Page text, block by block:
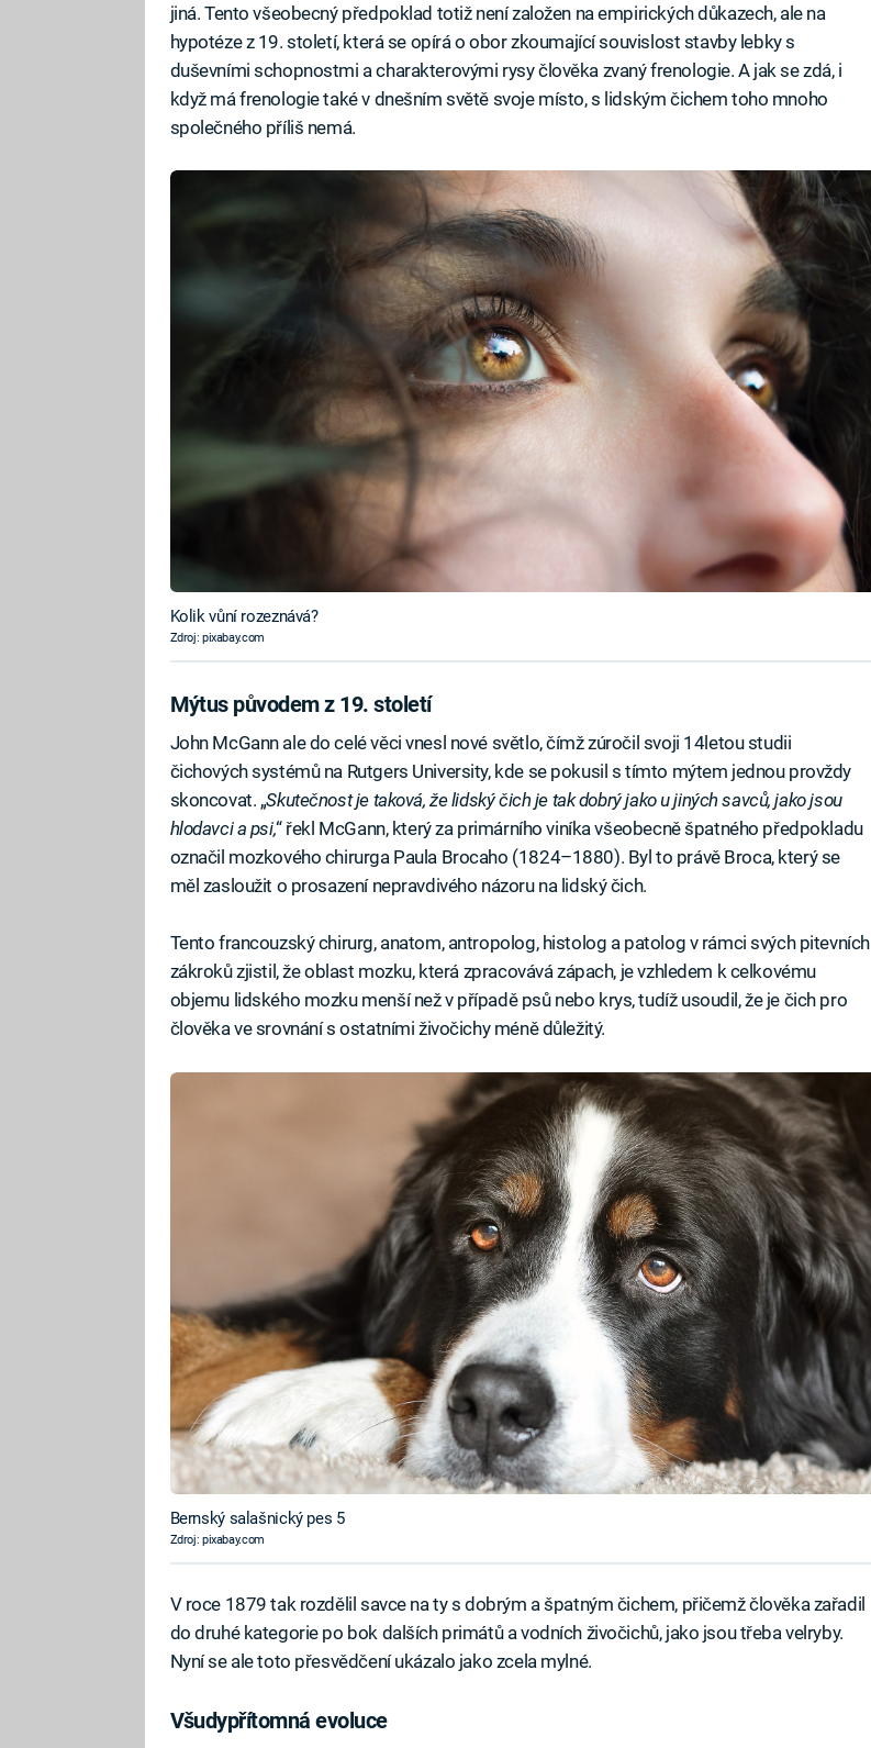
jiná. Tento všeobecný předpoklad totiž není založen na empirických důkazech, ale na
hypotéze z 19. století, která se opírá o obor zkoumající souvislost stavby lebky s
duševními schopnostmi a charakterovými rysy člověka zvaný frenologie. A jak se zdá, i
když má frenologie také v dnešním světě svoje místo, s lidským čichem toho mnoho
společného příliš nemá.
Kolik vůní rozeznává?
Zdroj: pixabay.com
Mýtus původem z 19. století
John McGann ale do celé věci vnesl nové světlo, čímž zúročil svoji 14letou studii
čichových systémů na Rutgers University, kde se pokusil s tímto mýtem jednou provždy
skoncovat. „Skutečnost je taková, že lidský čich je tak dobrý jako u jiných savců, jako jsou
hlodavci a psi,“ řekl McGann, který za primárního viníka všeobecně špatného předpokladu
označil mozkového chirurga Paula Brocaho (1824–1880). Byl to právě Broca, který se
měl zasloužit o prosazení nepravdivého názoru na lidský čich.
Tento francouzský chirurg, anatom, antropolog, histolog a patolog v rámci svých pitevních
zákroků zjistil, že oblast mozku, která zpracovává zápach, je vzhledem k celkovému
objemu lidského mozku menší než v případě psů nebo krys, tudíž usoudil, že je čich pro
člověka ve srovnání s ostatními živočichy méně důležitý.
Bernský salašnický pes 5
Zdroj: pixabay.com
V roce 1879 tak rozdělil savce na ty s dobrým a špatným čichem, přičemž člověka zařadil
do druhé kategorie po bok dalších primátů a vodních živočichů, jako jsou třeba velryby.
Nyní se ale toto přesvědčení ukázalo jako zcela mylné.
Všudypřítomná evoluce